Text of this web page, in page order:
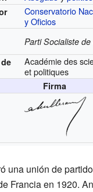
Conservatorio
y Oficios
Parti Socialiste
Académie des
et politiques
Firma
una unión de
Francia en 1920.